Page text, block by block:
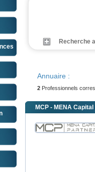
Recherche
Annuaire :
2 Professionnels
MCP - MENA